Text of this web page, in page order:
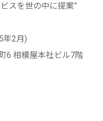
スを世の中に提案”
2月)
相模屋本社ビル7階